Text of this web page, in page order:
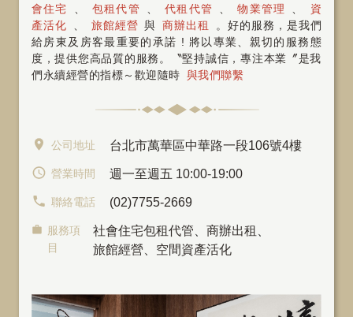
會住宅
、 包租代管 、 代租代管 、 物業管理 、
資
產活化
、 旅館經營 與 商辦出租
。好的服務，是我們
給房東及房客最重要的承諾 ! 將以專業、親切的服務態
度，提供您高品質的服務。〝堅持誠信，專注本業〞是我
們永續經營的指標～歡迎隨時 與我們聯繫
公司地址 台北市萬華區中華路一段106號4樓
營業時間 週一至週五 10:00-19:00
聯絡電話 (02)7755-2669
服務項
目
社會住宅包租代管 、商辦出租
旅館經營、空間資產活化